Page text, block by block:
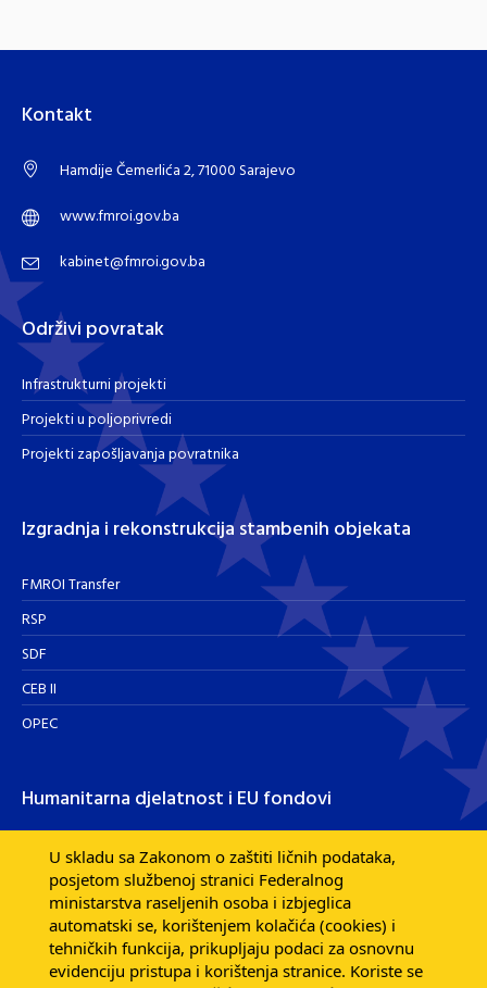
Kontakt
Hamdije Čemerlića 2, 71000 Sarajevo
www.fmroi.gov.ba
kabinet@fmroi.gov.ba
Održivi povratak
Infrastrukturni projekti
Projekti u poljoprivredi
Projekti zapošljavanja povratnika
Izgradnja i rekonstrukcija stambenih objekata
FMROI Transfer
RSP
SDF
CEB II
OPEC
Humanitarna djelatnost i EU fondovi
Humanitarna djelatnost
Razvojna pomoć EU fondova
Dijaspora
U skladu sa Zakonom o zaštiti ličnih podataka,
posjetom službenoj stranici Federalnog
ministarstva raseljenih osoba i izbjeglica
automatski se, korištenjem kolačića (cookies) i
tehničkih funkcija, prikupljaju podaci za osnovnu
evidenciju pristupa i korištenja stranice. Koriste se